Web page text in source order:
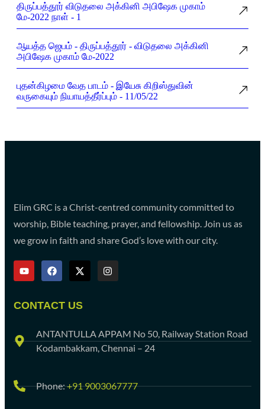
திருப்பத்தூர் விடுதலை அக்கினி அபிஷேக முகாம்
மே-2022 நாள் - 1
ஆயத்த ஜெபம் - திருப்பத்தூர் - விடுதலை அக்கினி
அபிஷேக முகாம் மே-2022
புதன்கிழமை வேத பாடம் - இயேசு கிறிஸ்துவின்
வருகையும் நியாயத்தீர்ப்பும் - 11/05/22
Elim GRC is a Christ-centred community committed to
worship, Bible teaching, prayer, and fellowship. Join us as
we grow in faith and share God’s love with our city.
CONTACT US
ANTANTULLA APPAM No 50, Railway Station Road
Kodambakkam, Chennai – 24
Phone:+91 9003067777